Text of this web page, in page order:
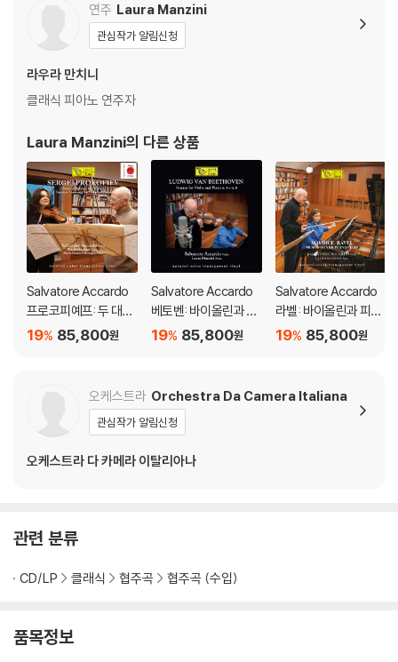
5) [네추럴 투명 컬러 L
연주 Laura Manzini
관심작가 알림신청
라우라 만치니
클래식 피아노 연주자
Laura Manzini의 다른 상품
Salvatore Accardo
프로코피예프: 두 대의
바이올린을 위한 소나
투명 컬러 LP]
85,800원
19%
Salvatore Accardo
베토벤: 바이올린과 피
아노를 위한 소나타 4,
Piano Op.23, Op.30/
3) [네추럴 투명 컬러 L
P]
85,800원
19%
Salvatore Accardo
라벨: 바이올린과 피아
노를 위한 작품집 - 살
85,800원
19%
오케스트라 Orchestra Da Camera Italiana
관심작가 알림신청
오케스트라 다 카메라 이탈리아나
관련 분류
CD/LP 클래식 협주곡 협주곡 (수입)
품목정보